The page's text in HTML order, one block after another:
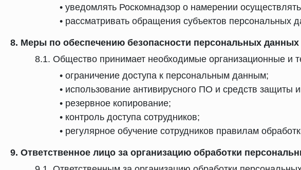
• уведомлять Роскомнадзор о намерении
• рассматривать обращения субъектов персональных
8. Меры по обеспечению безопасности персональных данных
8.1. Общество принимает необходимые организационные и
• ограничение доступа к персональным данным;
• использование антивирусного ПО и средств защиты
• резервное копирование;
• контроль доступа сотрудников;
• регулярное обучение сотрудников правилам
9. Ответственное лицо за организацию обработки